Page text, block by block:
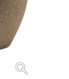
search